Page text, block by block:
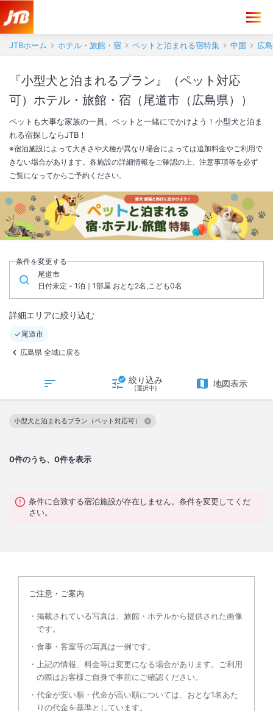
JTBホーム ホテル・旅館・宿 ペットと泊まれる宿特集 中国 広
『小型犬と泊まれるプラン』（ペット対応
可）ホテル・旅館・宿（尾道市（広島県））
ペットも大事な家族の一員。ペットと一緒にでかけよう！小型犬と泊ま
れる宿探しならJTB！
※宿泊施設によって大きさや犬種が異なり場合によっては追加料金やご利用で
きない場合があります。各施設の詳細情報をご確認の上、注意事項等を必ず
ご覧になってからご予約ください。
条件を変更する
尾道市
日付未定 - 1泊｜1部屋 おとな2名,こども0名
詳細エリアに絞り込む
尾道市
広島県 全域に戻る
絞り込み
(選択中) 地図表示
0件のうち、0件を表示
小型犬と泊まれるプラン（ペット対応可）
この絞り込み条件を解除
条件に合致する宿泊施設が存在しません。条件を変更してくだ
さい。
ご注意・ご案内
掲載されている写真は、旅館・ホテルから提供された画像
です。
食事・客室等の写真は一例です。
上記の情報、料金等は変更になる場合があります。ご利用
の際はお客様ご自身で事前にご確認ください。
代金が安い順・代金が高い順については、おとな1名あた
りの代金を基準としています。